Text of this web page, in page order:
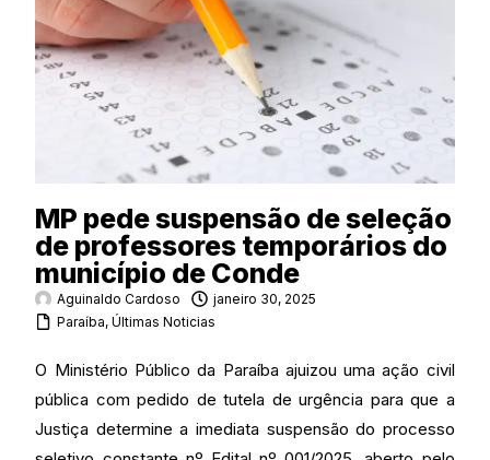
MP pede suspensão de seleção
de professores temporários do
município de Conde
Aguinaldo Cardoso
janeiro 30, 2025
Paraíba,Últimas Noticias
O Ministério Público da Paraíba ajuizou uma ação civil
pública com pedido de tutela de urgência para que a
Justiça determine a imediata suspensão do processo